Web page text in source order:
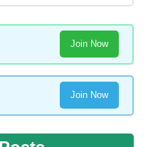
Join Now
Join Now